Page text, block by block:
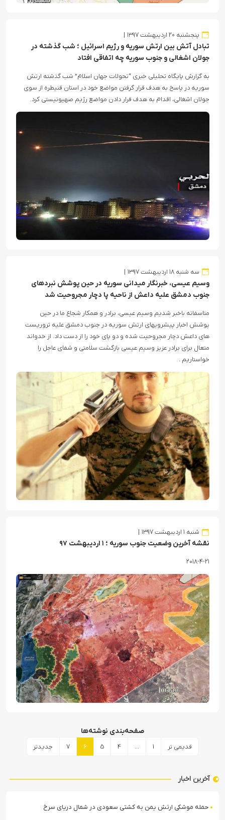
پنجشنبه ۲۰ اردیبهشت ۱۳۹۷
تبادل آتش بین ارتش سوریه و رژیم اسرائیل ؛ شب گذشته در
جولان اشغالی و جنوب سوریه چه اتفاقی افتاد
به گزارش پایگاه تحلیلی خبری “تحولات جهان اسلام” شب گذشته ارتش
سوریه در پاسخ به هدف قرار گرفتن مواضع خود در استان قنیطره از سوی
جولان اشغالی، اقدام به هدف قرار دادن مواضع رژیم صهیونیستی کرد.
سه شنبه ۱۸ اردیبهشت ۱۳۹۷
وسیم عیسی، خبرنگار میدانی سوریه در حین پوشش نبردهای
جنوب دمشق علیه داعش از ناحیه پا دچار مجروحیت شد
متاسفانه باخبر شدیم وسیم عیسی، برادر و همکار شجاع ما در حین
پوشش اخبار پیشرویهای ارتش سوریه در جنوب دمشق علیه تروریست
های داعش دچار مجروحیت شده و دو پای خود را از دست داد. از خدواند
متعال برای برادر عزیز وسیم عیسی بازگشت سلامتی و شفای عاجل را
خواستاریم .
شنبه ۱ اردیبهشت ۱۳۹۷
نقشه آخرین وضعیت جنوب سوریه ؛ ۱ اردیبهشت ۹۷
۲۰۱۸-۴-۲۱
صفحه‌بندی نوشته‌ها
قدیمی تر 1
…
4
5
6
7 جدیدتر
آخرین اخبار
حمله موشکی ارتش یمن به کشتی سعودی در شمال دریای سرخ